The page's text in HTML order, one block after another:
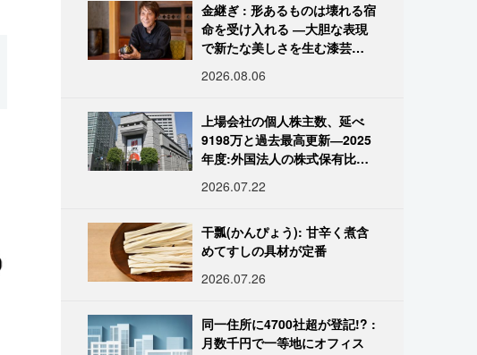
金継ぎ : 形あるものは壊れる宿
命を受け入れる ―大胆な表現
で新たな美しさを生む漆芸修
2026.08.06
上場会社の個人株主数、延べ
9198万と過去最高更新―2025
年度:外国法人の株式保有比率
2026.07.22
干瓢(かんぴょう): 甘辛く煮含
めてすしの具材が定番
2026.07.26
同一住所に4700社超が登記!? :
月数千円で一等地にオフィス